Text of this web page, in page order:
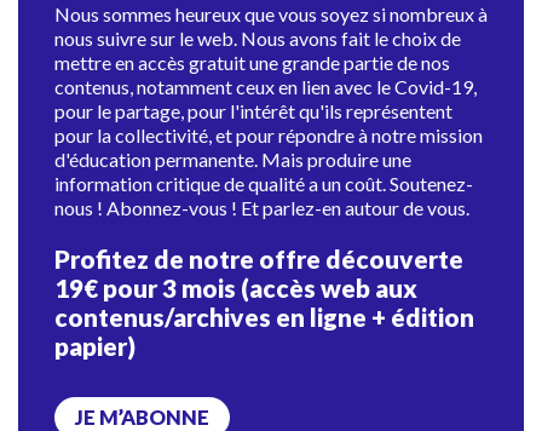
Nous sommes heureux que vous soyez si nombreux à
nous suivre sur le web. Nous avons fait le choix de
mettre en accès gratuit une grande partie de nos
contenus, notamment ceux en lien avec le Covid-19,
pour le partage, pour l'intérêt qu'ils représentent
pour la collectivité, et pour répondre à notre mission
d'éducation permanente. Mais produire une
information critique de qualité a un coût. Soutenez-
nous ! Abonnez-vous ! Et parlez-en autour de vous.
Profitez de notre offre découverte
19€ pour 3 mois (accès web aux
contenus/archives en ligne + édition
papier)
JE M’ABONNE